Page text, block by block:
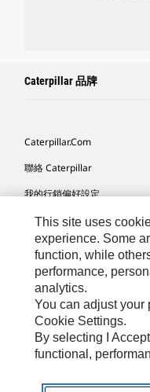
Caterpillar 品牌
Caterpillar.com
聯絡 Caterpillar
我的行銷偏好設定
網站地圖
Cookie Settings
法律
隱私權
關於 Cat
This site uses
experience. Some
function, while
performance,
analytics.
You can adjust your
Cookie Settings.
By selecting I
functional,